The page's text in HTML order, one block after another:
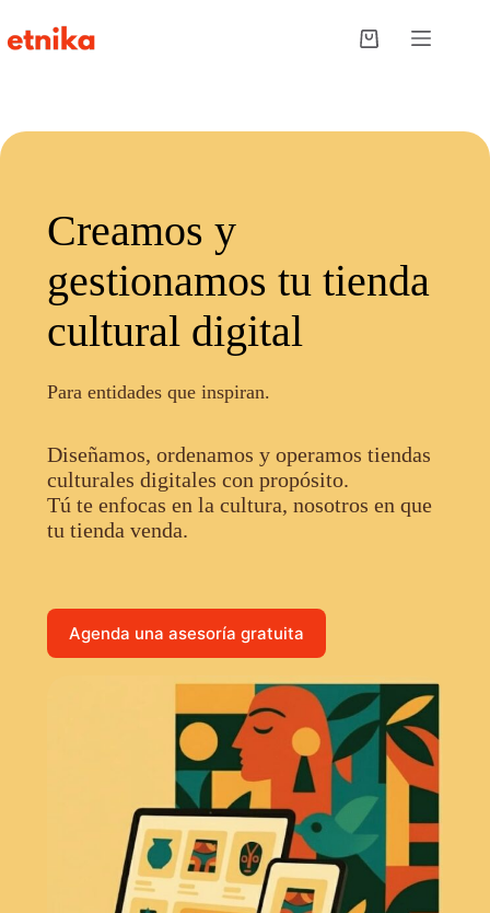
contenido
Carro
Creamos y
gestionamos tu tienda
cultural digital
Para entidades que inspiran.
Diseñamos, ordenamos y operamos tiendas
culturales digitales con propósito.
Tú te enfocas en la cultura, nosotros en que
tu tienda venda.
Agenda una asesoría gratuita